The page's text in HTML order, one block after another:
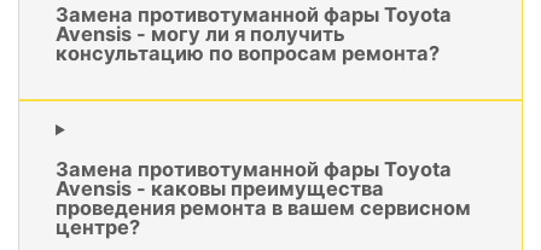
Замена противотуманной фары Toyota
Avensis - могу ли я получить
консультацию по вопросам ремонта?
Замена противотуманной фары Toyota
Avensis - каковы преимущества
проведения ремонта в вашем сервисном
центре?